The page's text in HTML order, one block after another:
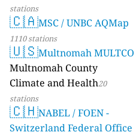
stations
🇨🇦MSC / UNBC AQMap
1110 stations
🇺🇸Multnomah MULTCO
Multnomah County
Climate and Health20
stations
🇨🇭NABEL / FOEN -
Switzerland Federal Office